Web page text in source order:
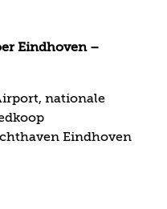
Eindhoven –
nationale
Eindhoven